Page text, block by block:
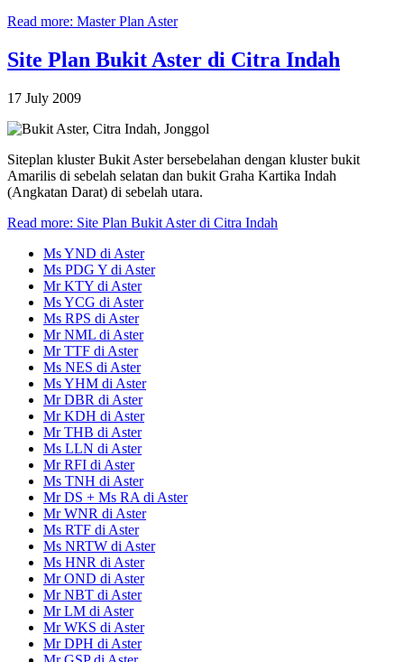
Read more: Master Plan Aster
Site Plan Bukit Aster di Citra Indah
17 July 2009
Siteplan kluster Bukit Aster bersebelahan dengan kluster bukit
Amarilis di sebelah selatan dan bukit Graha Kartika Indah
(Angkatan Darat) di sebelah utara.
Read more: Site Plan Bukit Aster di Citra Indah
Ms YND di Aster
Ms PDG Y di Aster
Mr KTY di Aster
Ms YCG di Aster
Ms RPS di Aster
Mr NML di Aster
Mr TTF di Aster
Ms NES di Aster
Ms YHM di Aster
Mr DBR di Aster
Mr KDH di Aster
Mr THB di Aster
Ms LLN di Aster
Mr RFI di Aster
Ms TNH di Aster
Mr DS + Ms RA di Aster
Mr WNR di Aster
Ms RTF di Aster
Ms NRTW di Aster
Ms HNR di Aster
Mr OND di Aster
Mr NBT di Aster
Mr LM di Aster
Mr WKS di Aster
Mr DPH di Aster